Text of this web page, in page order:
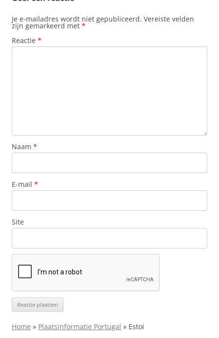
Je e-mailadres wordt niet gepubliceerd. Vereiste velden
zijn gemarkeerd met *
Reactie *
Naam *
E-mail *
Site
Home » Plaatsinformatie Portugal » Estoi